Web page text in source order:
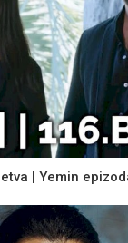
| Yemin